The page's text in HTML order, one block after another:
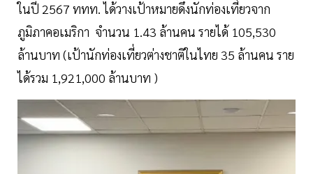
ในปี 2567 ททท. ได้วางเป้าหมายดึงนักท่องเที่ยวจาก
ภูมิภาคอเมริกา จำนวน 1.43 ล้านคน รายได้ 105,530
ล้านบาท (เป้านักท่องเที่ยวต่างชาติในไทย 35 ล้านคน ราย
ได้รวม 1,921,000 ล้านบาท )